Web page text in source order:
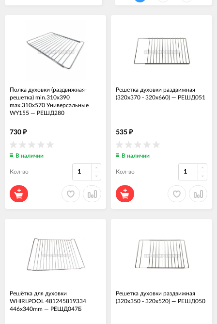
Полка духовки (раздвижная-
решетка) min.310x390
max.310x570 Универсальные
WY155 — РЕШД280
730 ₽
В наличии
Кол-во
Решетка духовки раздвижная
(320x370 - 320x660) — РЕШД051
535 ₽
В наличии
Кол-во
Решётка для духовки
WHIRLPOOL 481245819334
446x340mm — РЕШД047Б
Решетка духовки раздвижная
(320x350 - 320x520) — РЕШД050